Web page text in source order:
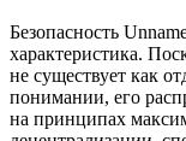
Безопасность
характеристика.
не существует как
понимании, его
на принципах